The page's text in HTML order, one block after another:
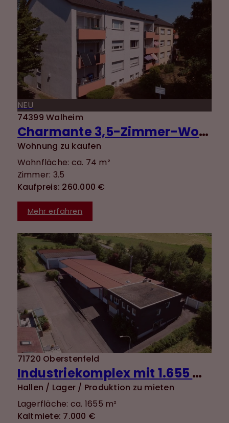
NEU
74399 Walheim
Charmante 3,5-Zimmer-Wohnung mit guter Aufteilung, Balkon, Einbauküche und zwei Stellplätzen
Wohnung zu kaufen
Wohnfläche: ca. 74 m²
Zimmer: 3.5
Kaufpreis: 260.000 €
Mehr erfahren
71720 Oberstenfeld
Industriekomplex mit 1.655 m² Nutzfläche und vielseitigen Nutzungsmöglichkeiten + 120 m²
Hallen / Lager / Produktion zu mieten
Lagerfläche: ca. 1655 m²
Kaltmiete: 7.000 €